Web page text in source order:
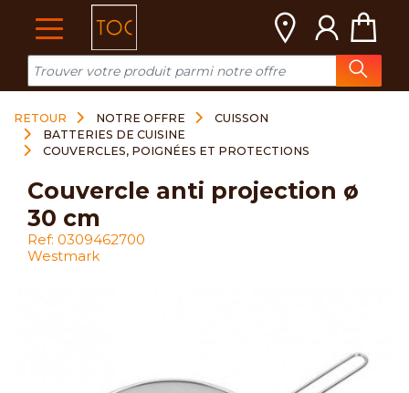
RETOUR NOTRE OFFRE
CUISSON
BATTERIES DE CUISINE
COUVERCLES, POIGNÉES ET PROTECTIONS
couvercle anti projection ø
30 cm
Ref: 0309462700
Westmark
Cookies management panel